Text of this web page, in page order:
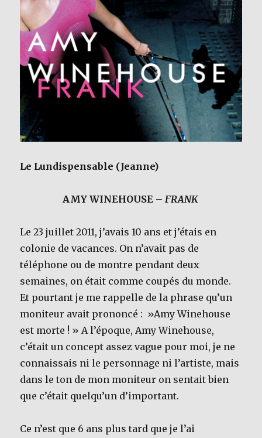
Le Lundispensable (Jeanne)
AMY WINEHOUSE – FRANK
Le 23 juillet 2011, j’avais 10 ans et j’étais en
colonie de vacances. On n’avait pas de
téléphone ou de montre pendant deux
semaines, on était comme coupés du monde.
Et pourtant je me rappelle de la phrase qu’un
moniteur avait prononcé : »Amy Winehouse
est morte ! » A l’époque, Amy Winehouse,
c’était un concept assez vague pour moi, je ne
connaissais ni le personnage ni l’artiste, mais
dans le ton de mon moniteur on sentait bien
que c’était quelqu’un d’important.
Ce n’est que 6 ans plus tard que je l’ai